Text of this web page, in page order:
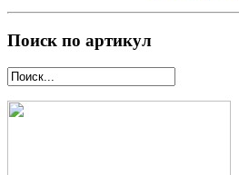
Поиск по артикул